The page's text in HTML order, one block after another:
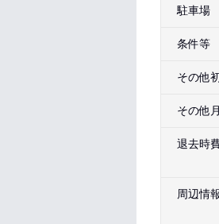
駐車場
条件等
その他
その他
退去時
周辺情